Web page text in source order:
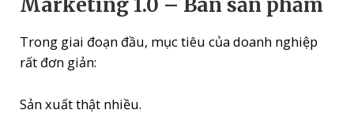
Marketing 1.0 – Bán sản phẩm
Trong giai đoạn đầu, mục tiêu của doanh nghiệp
rất đơn giản:
Sản xuất thật nhiều.